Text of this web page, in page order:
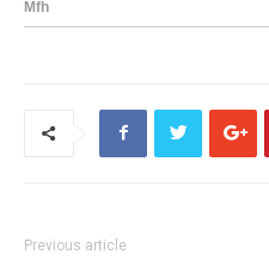
Previous article